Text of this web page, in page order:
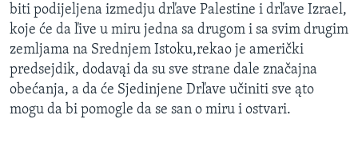
biti podijeljena izmedju drľave Palestine i drľave Izrael,
koje će da ľive u miru jedna sa drugom i sa svim drugim
zemljama na Srednjem Istoku,rekao je američki
predsejdik, dodavąi da su sve strane dale značajna
obećanja, a da će Sjedinjene Drľave učiniti sve ąto
mogu da bi pomogle da se san o miru i ostvari.